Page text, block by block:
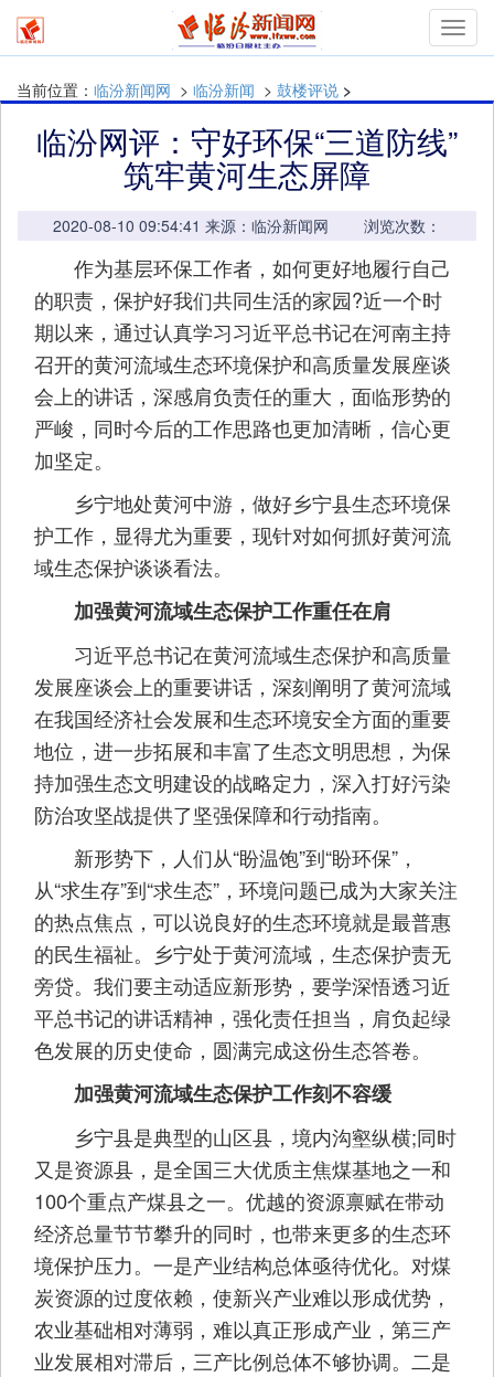
当前位置： 临汾新闻网 > 临汾新闻 > 鼓楼评说 >
临汾网评：守好环保“三道防线”
筑牢黄河生态屏障
2020-08-10 09:54:41 来源：临汾新闻网 浏览次数：
作为基层环保工作者，如何更好地履行自己
的职责，保护好我们共同生活的家园?近一个时
期以来，通过认真学习习近平总书记在河南主持
召开的黄河流域生态环境保护和高质量发展座谈
会上的讲话，深感肩负责任的重大，面临形势的
严峻，同时今后的工作思路也更加清晰，信心更
加坚定。
乡宁地处黄河中游，做好乡宁县生态环境保
护工作，显得尤为重要，现针对如何抓好黄河流
域生态保护谈谈看法。
加强黄河流域生态保护工作重任在肩
习近平总书记在黄河流域生态保护和高质量
发展座谈会上的重要讲话，深刻阐明了黄河流域
在我国经济社会发展和生态环境安全方面的重要
地位，进一步拓展和丰富了生态文明思想，为保
持加强生态文明建设的战略定力，深入打好污染
防治攻坚战提供了坚强保障和行动指南。
新形势下，人们从“盼温饱”到“盼环保”，
从“求生存”到“求生态”，环境问题已成为大家关注
的热点焦点，可以说良好的生态环境就是最普惠
的民生福祉。乡宁处于黄河流域，生态保护责无
旁贷。我们要主动适应新形势，要学深悟透习近
平总书记的讲话精神，强化责任担当，肩负起绿
色发展的历史使命，圆满完成这份生态答卷。
加强黄河流域生态保护工作刻不容缓
乡宁县是典型的山区县，境内沟壑纵横;同时
又是资源县，是全国三大优质主焦煤基地之一和
100个重点产煤县之一。优越的资源禀赋在带动
经济总量节节攀升的同时，也带来更多的生态环
境保护压力。一是产业结构总体亟待优化。对煤
炭资源的过度依赖，使新兴产业难以形成优势，
农业基础相对薄弱，难以真正形成产业，第三产
业发展相对滞后，三产比例总体不够协调。二是